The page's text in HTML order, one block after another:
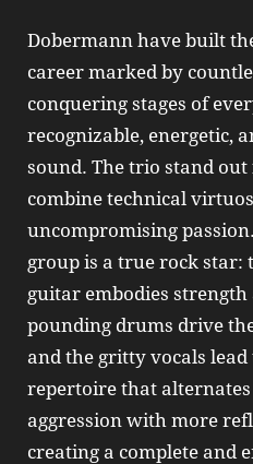
Dobermann have built
career marked by
conquering stages of
recognizable, energetic,
sound. The trio stand
combine technical
uncompromising
group is a true rock star:
guitar embodies
pounding drums drive
and the gritty vocals
repertoire that
aggression with more
creating a complete and